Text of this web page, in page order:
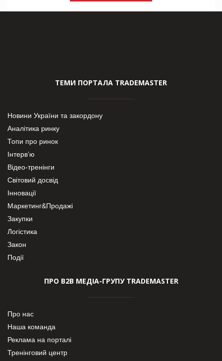
ТЕМИ ПОРТАЛА TRADEMASTER
Новини України та закордону
Аналітика ринку
Топи про ринок
Інтерв’ю
Відео-тренінги
Світовий досвід
Інновації
Маркетинг&Продажі
Закупки
Логістика
Закон
Події
ПРО В2В МЕДІА-ГРУПУ TRADEMASTER
Про нас
Наша команда
Реклама на порталі
Тренінговий центр